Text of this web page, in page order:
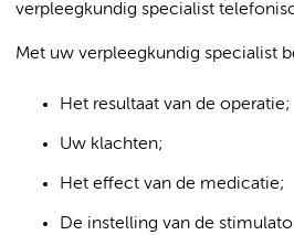
verpleegkundig specialist
Met uw verpleegkundig specialist
Het resultaat van de operatie;
Uw klachten;
Het effect van de medicatie;
De instelling van de